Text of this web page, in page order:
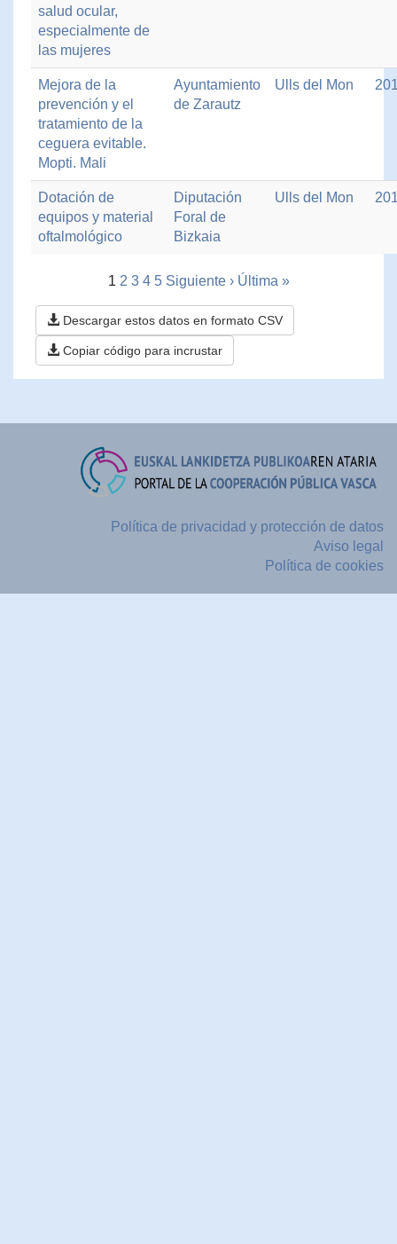
salud ocular,
especialmente de
las mujeres
Mejora de la
prevención y el
tratamiento de la
ceguera evitable.
Mopti. Mali
Ayuntamiento
de Zarautz
Ulls del Mon
Dotación de
equipos y material
oftalmológico
Diputación
Foral de
Bizkaia
Ulls del Mon
1 2 3 4 5 Siguiente › Última »
Descargar estos datos en formato CSV
Copiar código para incrustar
Política de privacidad y protección de datos
Aviso legal
Política de cookies